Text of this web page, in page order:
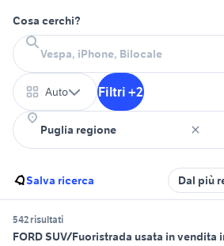
Cosa cerchi?
Auto Filtri +2
Salva ricerca Dal più
542 risultati
FORD SUV/Fuoristrada usata in vendita